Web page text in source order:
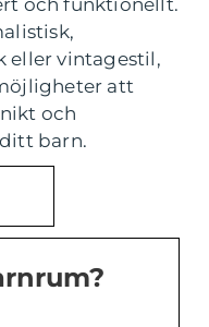
och funktionellt.
eller vintagestil,
att
och
barn.